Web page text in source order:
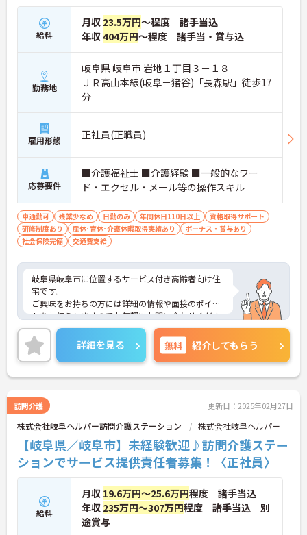
給料
月収 23.5万円～程度 諸手当込
年収404万円～程度 諸手当・賞与込
勤務地
岐阜県 岐阜市 岩地１丁目３－１８
ＪＲ高山本線(岐阜－猪谷)「長森駅」徒歩17
分
雇用形態 正社員(正職員)
応募要件
■介護福祉士 ■介護経験 ■一般的なワー
ド・エクセル・メール等の操作スキル
車通勤可 残業少なめ 日勤のみ 年間休日110日以上
資格取得サポート
研修制度あり
産休･育休･介護休暇取得実績あり
ボーナス・賞与あり
社会保険完備
交通費支給
岐阜県岐阜市に位置するサービス付き高齢者向け住
宅です。
ご興味をお持ちの方には詳細の情報や面接のポイン
トをお伝えしますのでお気軽にお問い合わせくださ
いませ。
詳細を見る 無料 紹介してもらう
訪問介護 更新日：2025年02月27日
株式会社岐阜ヘルパー訪問介護ステーション 株式会社岐阜ヘルパー
【岐阜県／岐阜市】未経験歓迎♪訪問介護ステー
ションでサービス提供責任者募集！〈正社員〉
給料
月収 19.6万円～25.6万円程度 諸手当込
年収 235万円～307万円程度 諸手当込 別
途賞与